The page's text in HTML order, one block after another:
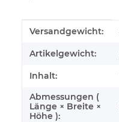
Produkteigenschaft
Wert
Versandgewicht:
Artikelgewicht:
Inhalt:
Abmessungen (
Länge × Breite ×
Höhe ):